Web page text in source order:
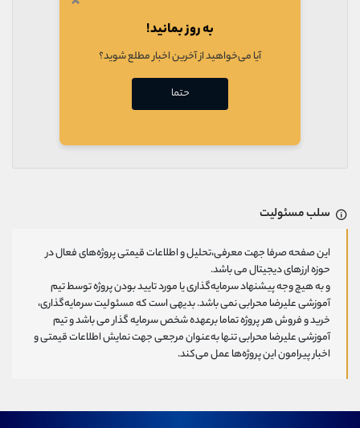
سلب مسئولیت
این صفحه صرفا جهت معرفی،تحلیل و اطلاعات قیمتی پروژه‌های فعال در
حوزه ارزهای دیجیتال می باشد.
و به هیچ وجه پیشنهاد سرمایه‌گذاری یا مورد تایید بودن پروژه توسط تیم
آموزشی علیرضا محرابی نمی باشد. بدیهی است که مسئولیت سرمایه‌گذاری،
خرید و فروش هر پروژه تماما برعهده شخص سرمایه گذار می باشد و تیم
آموزشی علیرضا محرابی تنها به‌عنوان مرجعی جهت نمایش اطلاعات قیمتی و
اخبار پیرامون این پروژه‌‌ها عمل می‌کند.
به روز بمانید!
آیا می‌خواهید از آخرین اخبار مطلع شوید؟
حتما